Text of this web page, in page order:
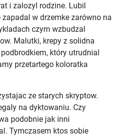
i zalozyl rodzine. Lubil
w drzemke zarówno na
czym wzbudzal
Malutki, krepy z solidna
który utrudnial
przetartego koloratka
ze starych skryptow.
na dyktowaniu. Czy
podobnie jak inni
Tymczasem ktos sobie